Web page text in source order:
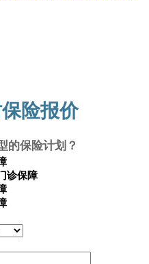
险报价
的保险计划？
诊保障